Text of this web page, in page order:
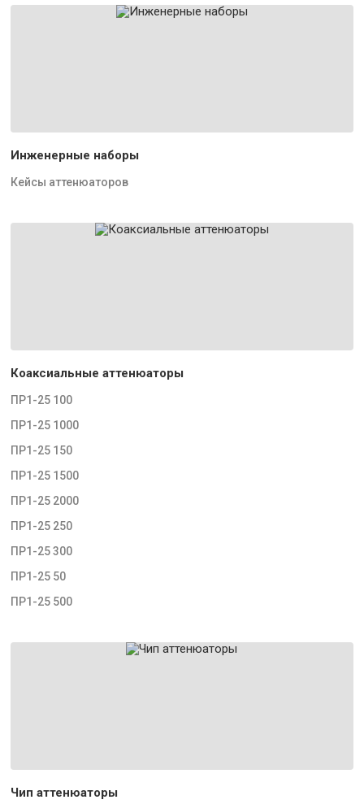
Инженерные наборы
Кейсы аттенюаторов
Коаксиальные аттенюаторы
ПР1-25 100
ПР1-25 1000
ПР1-25 150
ПР1-25 1500
ПР1-25 2000
ПР1-25 250
ПР1-25 300
ПР1-25 50
ПР1-25 500
Чип аттенюаторы